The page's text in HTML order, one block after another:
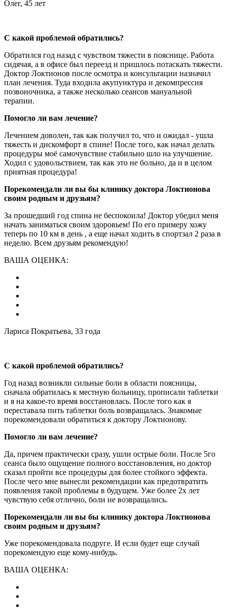
Олег, 45 лет
С какой проблемой обратились?
Обратился год назад с чувством тяжести в пояснице. Работа
сидячая, а в офисе был переезд и пришлось потаскать тяжести.
Доктор Локтионов после осмотра и консультации назначил
план лечения. Туда входила акупунктура и декомпрессия
позвоночника, а также несколько сеансов мануальной
терапии.
Помогло ли вам лечение?
Лечением доволен, так как получил то, что и ожидал - ушла
тяжесть и дискомфорт в спине! После того, как начал делать
процедуры моё самочувствие стабильно шло на улучшение.
Ходил с удовольствием, так как это не больно, да и в целом
приятная процедура!
Порекомендали ли вы бы клинику доктора Локтионова
своим родным и друзьям?
За прошедший год спина не беспокоила! Доктор убедил меня
начать заниматься своим здоровьем! По его примеру хожу
теперь по 10 км в день , а еще начал ходить в спортзал 2 раза в
неделю. Всем друзьям рекомендую!
ВАША ОЦЕНКА:
Лариса Пократьева, 33 года
С какой проблемой обратились?
Год назад возникли сильные боли в области поясницы,
сначала обратилась к местную больницу, прописали таблетки
и я на какое-то время восстановлась. После того как я
переставала пить таблетки боль возвращалась. Знакомые
порекомендовали обратиться к доктору Локтионову.
Помогло ли вам лечение?
Да, причем практически сразу, ушли острые боли. После 5го
сеанса было ощущение полного восстановления, но доктор
сказал пройти все процедуры для более стойкого эффекта.
После чего мне вынесли рекомендации как предотвратить
появления такой проблемы в будущем. Уже более 2х лет
чувствую себя отлично, боли не возвращались.
Порекомендали ли вы бы клинику доктора Локтионова
своим родным и друзьям?
Уже порекомендовала подруге. И если будет еще случай
порекомендую еще кому-нибудь.
ВАША ОЦЕНКА: